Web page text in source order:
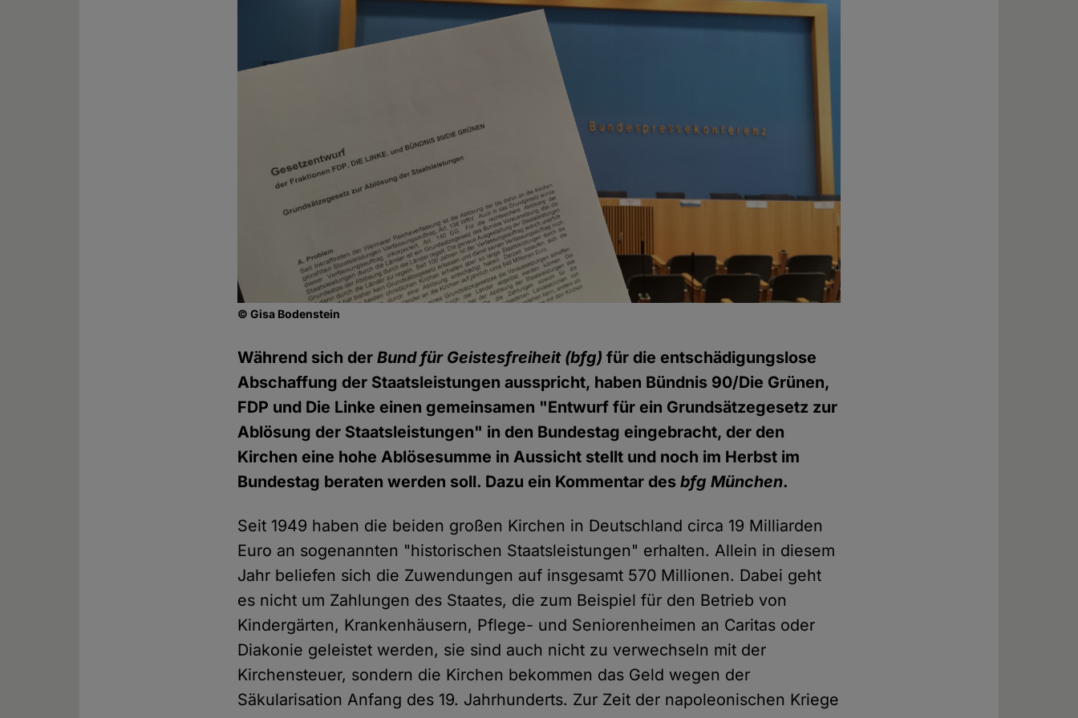
© Gisa Bodenstein
Während sich derBund für Geistesfreiheit (bfg) für die entschädigungslose
Abschaffung der Staatsleistungen ausspricht, haben Bündnis 90/Die Grünen,
FDP und Die Linke einen gemeinsamen "Entwurf für ein Grundsätzegesetz zur
Ablösung der Staatsleistungen" in den Bundestag eingebracht, der den
Kirchen eine hohe Ablösesumme in Aussicht stellt und noch im Herbst im
Bundestag beraten werden soll. Dazu ein Kommentar desbfg München.
Seit 1949 haben die beiden großen Kirchen in Deutschland circa 19 Milliarden
Euro an sogenannten "historischen Staatsleistungen" erhalten. Allein in diesem
Jahr beliefen sich die Zuwendungen auf insgesamt 570 Millionen. Dabei geht
es nicht um Zahlungen des Staates, die zum Beispiel für den Betrieb von
Kindergärten, Krankenhäusern, Pflege- und Seniorenheimen an Caritas oder
Diakonie geleistet werden, sie sind auch nicht zu verwechseln mit der
Kirchensteuer, sondern die Kirchen bekommen das Geld wegen der
Säkularisation Anfang des 19. Jahrhunderts. Zur Zeit der napoleonischen Kriege